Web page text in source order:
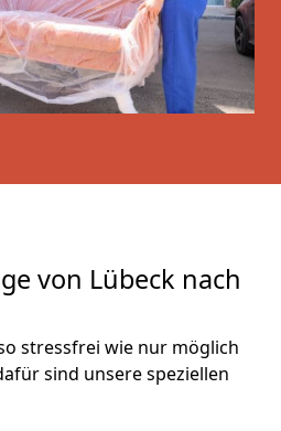
von Lübeck nach
stressfrei wie nur möglich
sind unsere speziellen